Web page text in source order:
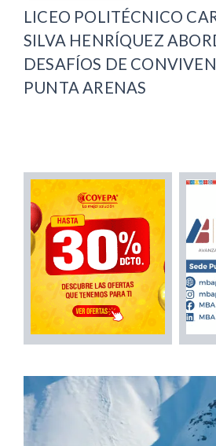
LICEO POLITÉCNICO
SILVA HENRÍQUEZ
DESAFÍOS DE
PUNTA ARENAS